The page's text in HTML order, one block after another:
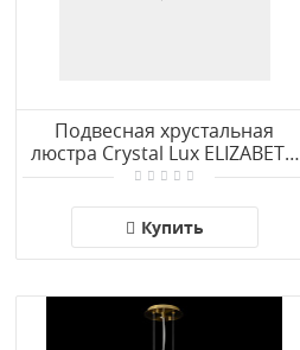
Подвесная хрустальная
люстра Crystal Lux ELIZABETH
SP6 BRASS
Купить